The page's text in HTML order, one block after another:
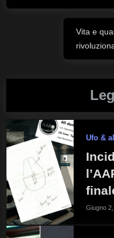
articoli
Next
Post:
Vita e
Ufo &
Giugno